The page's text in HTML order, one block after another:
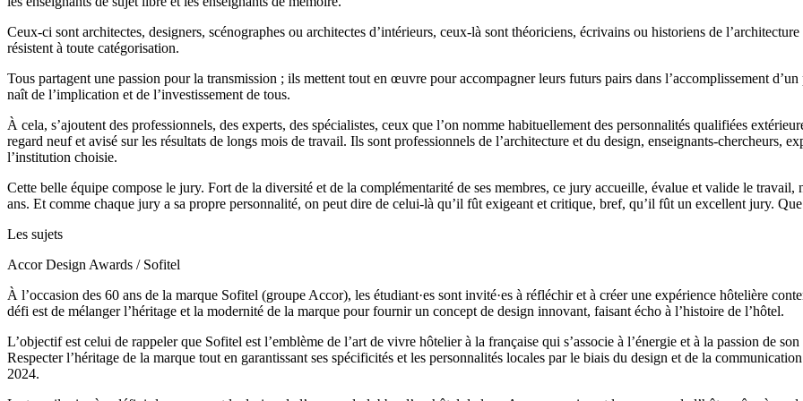
Ceux-ci sont architectes, designers, scénographes ou architectes d’intérieurs, ceux-là sont théoriciens, écrivains ou historiens de
résistent à toute catégorisation.
Tous partagent une passion pour la transmission ; ils mettent tout en œuvre pour accompagner leurs futurs pairs dans l’accomplissement
naît de l’implication et de l’investissement de tous.
À cela, s’ajoutent des professionnels, des experts, des spécialistes, ceux que l’on nomme habituellement des personnalités qualifiées
regard neuf et avisé sur les résultats de longs mois de travail. Ils sont professionnels de l’architecture et du design, enseignants-chercheurs,
l’institution choisie.
Cette belle équipe compose le jury. Fort de la diversité et de la complémentarité de ses membres, ce jury accueille, évalue et valide le
ans. Et comme chaque jury a sa propre personnalité, on peut dire de celui-là qu’il fût exigeant et critique, bref, qu’il fût un excellent jury.
Les sujets
Accor Design Awards / Sofitel
À l’occasion des 60 ans de la marque Sofitel (groupe Accor), les étudiant·es sont invité·es à réfléchir et à créer une expérience hôtelière
défi est de mélanger l’héritage et la modernité de la marque pour fournir un concept de design innovant, faisant écho à l’histoire de l’hôtel.
L’objectif est celui de rappeler que Sofitel est l’emblème de l’art de vivre hôtelier à la française qui s’associe à l’énergie et à la passion de
Respecter l’héritage de la marque tout en garantissant ses spécificités et les personnalités locales par le biais du design et de la
2024.